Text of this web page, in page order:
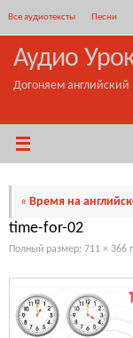
содержимому
Все аудиотексты Песни
Аудио
Догоняем английский
« Время на
time-for-02
Полный размер: 711 × 366